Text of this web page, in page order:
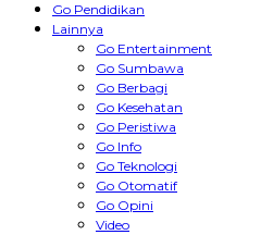
Go Pendidikan
Lainnya
Go Entertainment
Go Sumbawa
Go Berbagi
Go Kesehatan
Go Peristiwa
Go Info
Go Teknologi
Go Otomatif
Go Opini
Video